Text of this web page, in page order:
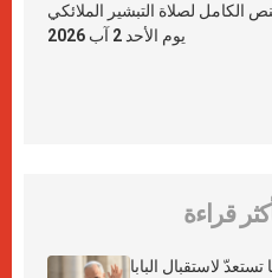
الكامل لصلاة التبشير الملائكي
يوم الأحد 2 آب 2026
قراءة
لاستقبال البابا